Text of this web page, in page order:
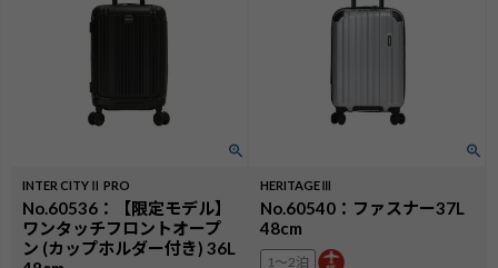
INTER CITYⅡ PRO
No.60536：【限定モデル】
ワンタッチフロントオープ
ン (カップホルダー付き) 36L
HERITAGEⅢ
No.60540：ファスナー37L
48cm
1〜2泊